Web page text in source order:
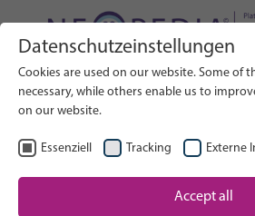
FR Sélectionner la
Soins néonatals : Vue
Rechercher sur le
Datenschutzeinstellungen
Cookies are used on our website. Some of
necessary, while others enable us to
on our website.
Essenziell Tracking Externe
Accept all